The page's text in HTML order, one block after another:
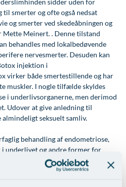
sidder uden for
smerter og ofte også nedsat
og smerter ved skedeåbningen og
Meinert. . Denne tilstand
behandles med lokalbedøvende
nervesmerter. Desuden kan
injektion i
virker både smertestillende og har
muskler. I nogle tilfælde skyldes
i underlivsorganerne, men derimod
Udover at give anledning til
seksuelt samliv.
behandling af endometriose,
underlivet og andre former for
kan man derfor blive
med særlig viden på området,